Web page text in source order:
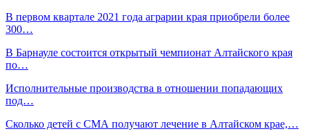
В первом квартале 2021 года аграрии края приобрели более
300…
В Барнауле состоится открытый чемпионат Алтайского края
по…
Исполнительные производства в отношении попадающих
под…
Сколько детей с СМА получают лечение в Алтайском крае,…